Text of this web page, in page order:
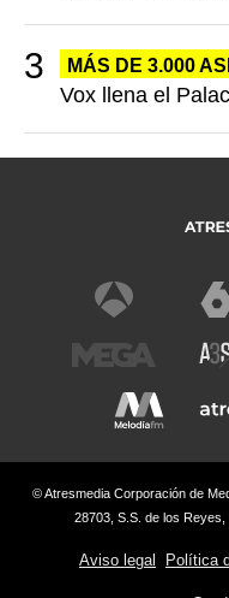
MÁS DE 3.000
Vox llena el
© Atresmedia Corporación de
28703, S.S. de los
Aviso legal Política